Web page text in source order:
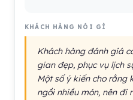
KHÁCH HÀNG NÓI GÌ
Khách hàng đánh giá
gian đẹp, phục vụ lịch
Một số ý kiến cho rằng
ngồi nhiều món, nên đi